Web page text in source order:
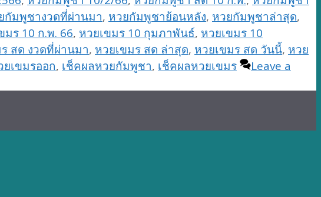
กัมพูชางวดที่ผ่านมา, หวยกัมพูชาย้อนหลัง, หวยกัมพูชาล่าสุด,
มร 10 ก.พ. 66, หวยเขมร 10 กุมภาพันธ์, หวยเขมร 10
สด งวดที่ผ่านมา, หวยเขมร สด ล่าสุด, หวยเขมร สด วันนี้, หวย
ยเขมรออก, เช็คผลหวยกัมพูชา, เช็คผลหวยเขมร
Leave a